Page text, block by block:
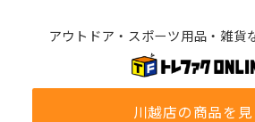
アウトドア・スポーツ用品・雑貨
川越店の商品を見